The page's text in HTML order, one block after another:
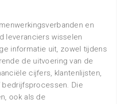
en
leveranciers wisselen
informatie uit, zowel tijdens
de uitvoering van de
cijfers, klantenlijsten,
Die
ook als de